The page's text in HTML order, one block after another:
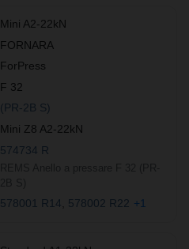
Mini A2-22kN
FORNARA
ForPress
F 32
(PR-2B S)
Mini Z8 A2-22kN
574734 R
578001 R14 578002 R22 +1